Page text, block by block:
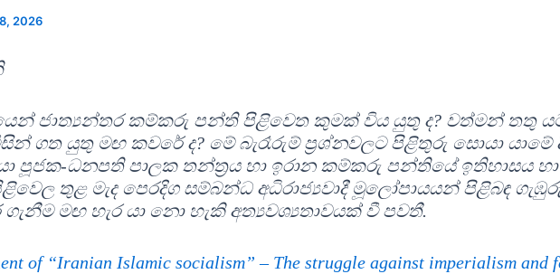
2026
ජාත්‍යන්තර කම්කරු පන්ති පිළිවෙත කුමක් විය යුතු ද? වත්මන් තතු
ගත යුතු මඟ කවරේ ද? මේ බැරෑරුම් ප්‍රශ්නවලට පිළිතුරු සොයා යාමේ
පූජක-ධනපති පාලක තන්ත්‍රය හා ඉරාන කම්කරු පන්තියේ ඉතිහාසය හා
තුළ මැද පෙරදිග සම්බන්ධ අධිරාජ්‍යවාදී මූලෝපායයන් පිළිබඳ
මඟ හැර යා නො හැකි අත්‍යවශ්‍යතාවයක් වී පවතී.
of “Iranian Islamic socialism” – The struggle against imperialism and